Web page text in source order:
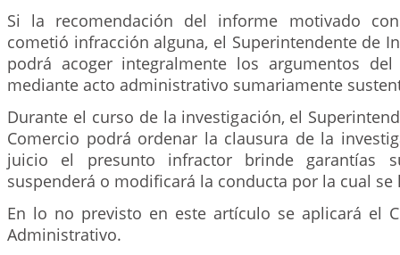
Si la recomendación del informe motivado
cometió infracción alguna, el Superintendente de
podrá acoger integralmente los argumentos
mediante acto administrativo sumariamente
Durante el curso de la investigación, el
Comercio podrá ordenar la clausura de la
juicio el presunto infractor brinde garantías
suspenderá o modificará la conducta por la cual se
En lo no previsto en este artículo se aplicará el
Administrativo.